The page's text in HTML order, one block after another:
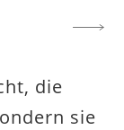
die
sie